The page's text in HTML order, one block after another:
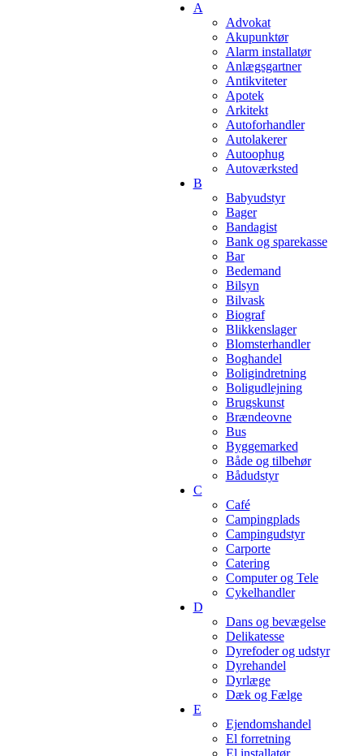
A
Advokat
Akupunktør
Alarm installatør
Anlægsgartner
Antikviteter
Apotek
Arkitekt
Autoforhandler
Autolakerer
Autoophug
Autoværksted
B
Babyudstyr
Bager
Bandagist
Bank og sparekasse
Bar
Bedemand
Bilsyn
Bilvask
Biograf
Blikkenslager
Blomsterhandler
Boghandel
Boligindretning
Boligudlejning
Brugskunst
Brændeovne
Bus
Byggemarked
Både og tilbehør
Bådudstyr
C
Café
Campingplads
Campingudstyr
Carporte
Catering
Computer og Tele
Cykelhandler
D
Dans og bevægelse
Delikatesse
Dyrefoder og udstyr
Dyrehandel
Dyrlæge
Dæk og Fælge
E
Ejendomshandel
El forretning
El installatør